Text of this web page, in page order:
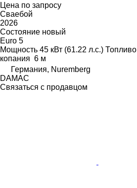
Цена по запросу
Сваебой
2026
Состояние новый
Euro 5
Мощность 45 кВт (61.22 л.с.) Топливо
копания 6 м
Германия, Nuremberg
DAMAC
Связаться с продавцом